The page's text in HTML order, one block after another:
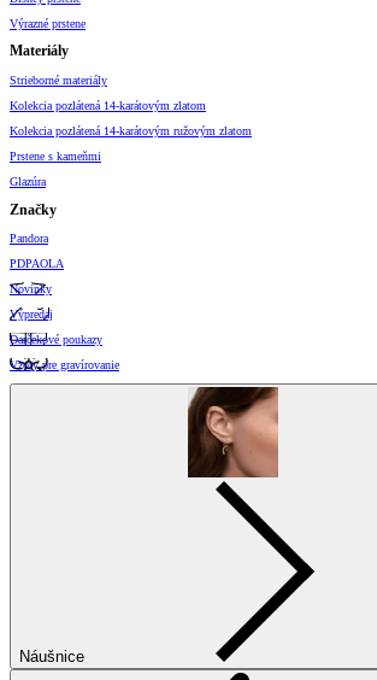
Výrazné prstene
Materiály
Strieborné materiály
Kolekcia pozlátená 14-karátovým zlatom
Kolekcia pozlátená 14-karátovým ružovým zlatom
Prstene s kameňmi
Glazúra
Značky
Pandora
PDPAOLA
Novinky
Výpredaj
Darčekové poukazy
Vzory pre gravírovanie
Náušnice